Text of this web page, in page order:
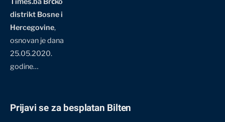
distrikt Bosne i
Hercegovine,
osnovan je dana
25.05.2020.
godine…
Prijavi se za besplatan Bilten